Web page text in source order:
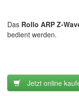
Das Rollo ARP Z-
bedient werden.
Jetzt online